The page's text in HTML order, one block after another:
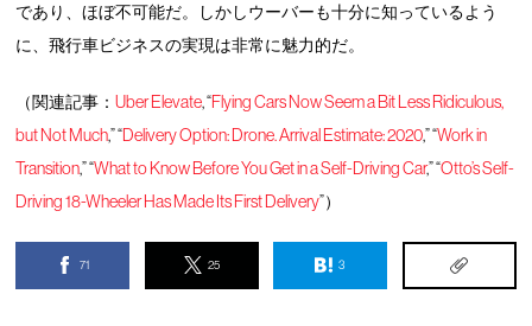
であり、ほぼ不可能だ。しかしウーバーも十分に知っているよう
に、飛行車ビジネスの実現は非常に魅力的だ。
（関連記事：Uber Elevate, “Flying Cars Now Seem a Bit Less Ridiculous,
but Not Much,” “Delivery Option: Drone. Arrival Estimate: 2020,” “Work in
Transition,” “What to Know Before You Get in a Self-Driving Car,” “Otto’s Self-
Driving 18-Wheeler Has Made Its First Delivery”）
71 25 3